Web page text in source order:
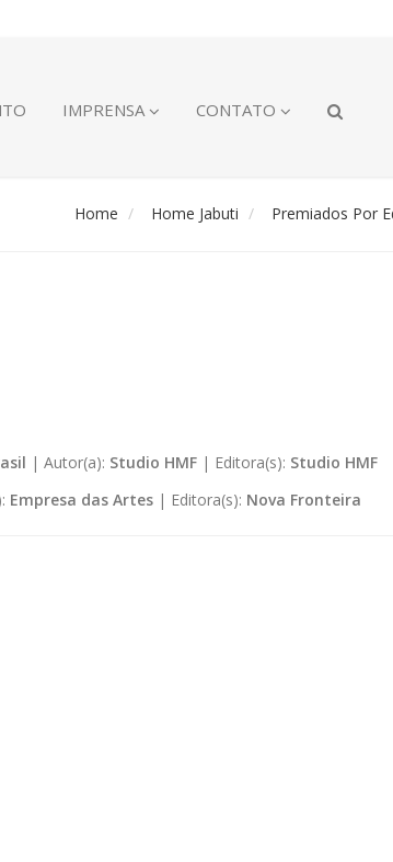
IMPRENSA CONTATO
Home Home Jabuti Premiados Por
| Autor(a): Studio HMF| Editora(s): Studio HMF
Empresa das Artes| Editora(s): Nova Fronteira